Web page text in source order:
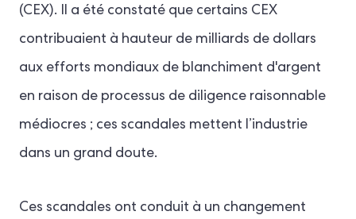
(CEX). Il a été constaté que certains CEX
contribuaient à hauteur de milliards de dollars
aux efforts mondiaux de blanchiment d'argent
en raison de processus de diligence raisonnable
médiocres ; ces scandales mettent l’industrie
dans un grand doute.
Ces scandales ont conduit à un changement